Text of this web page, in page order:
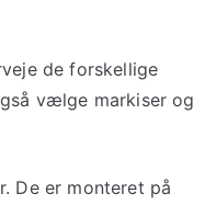
de forskellige
vælge markiser og
De er monteret på